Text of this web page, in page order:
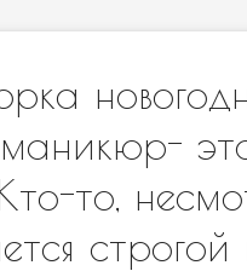
то,
строгой